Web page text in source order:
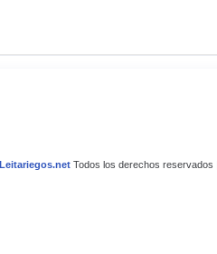
Leitariegos.netTodos los derechos reservados |